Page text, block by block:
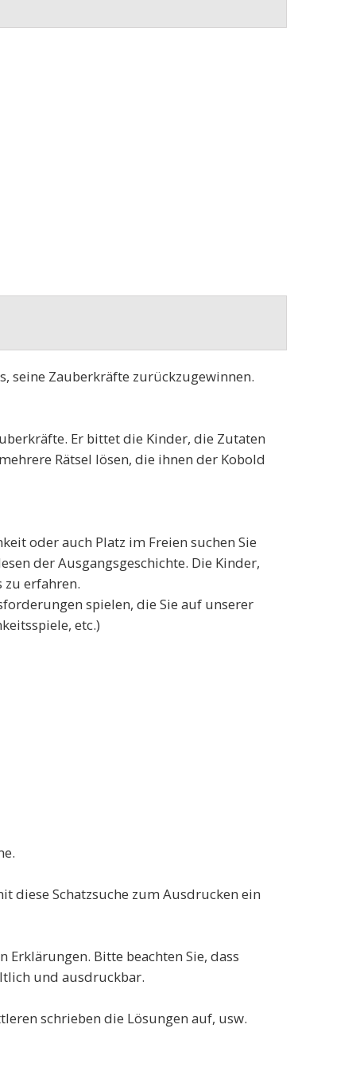
seine Zauberkräfte zurückzugewinnen.
Er bittet die Kinder, die Zutaten
Rätsel lösen, die ihnen der Kobold
oder auch Platz im Freien suchen Sie
der Ausgangsgeschichte. Die Kinder,
zu erfahren.
spielen, die Sie auf unserer
etc.)
diese Schatzsuche zum Ausdrucken ein
Bitte beachten Sie, dass
und ausdruckbar.
schrieben die Lösungen auf, usw.